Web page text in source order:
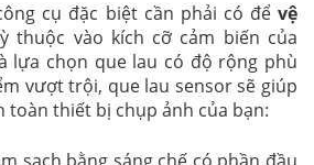
cụ đặc biệt cần phải có đểvệ
thuộc vào kích cỡ cảm biến của
lựa chọn que lau có độ rộng phù
vượt trội, que lau sensor sẽ giúp
toàn thiết bị chụp ảnh của bạn: